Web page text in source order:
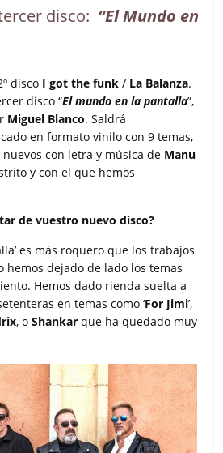
disco: “El Mundo en
disco I got the funk / La Balanza.
disco “El mundo en la pantalla”,
Miguel Blanco. Saldrá
en formato vinilo con 9 temas,
nuevos con letra y música de Manu
y con el que hemos
de vuestro nuevo disco?
es más roquero que los trabajos
hemos dejado de lado los temas
Hemos dado rienda suelta a
en temas como ‘For Jimi’,
, oShankar que ha quedado muy